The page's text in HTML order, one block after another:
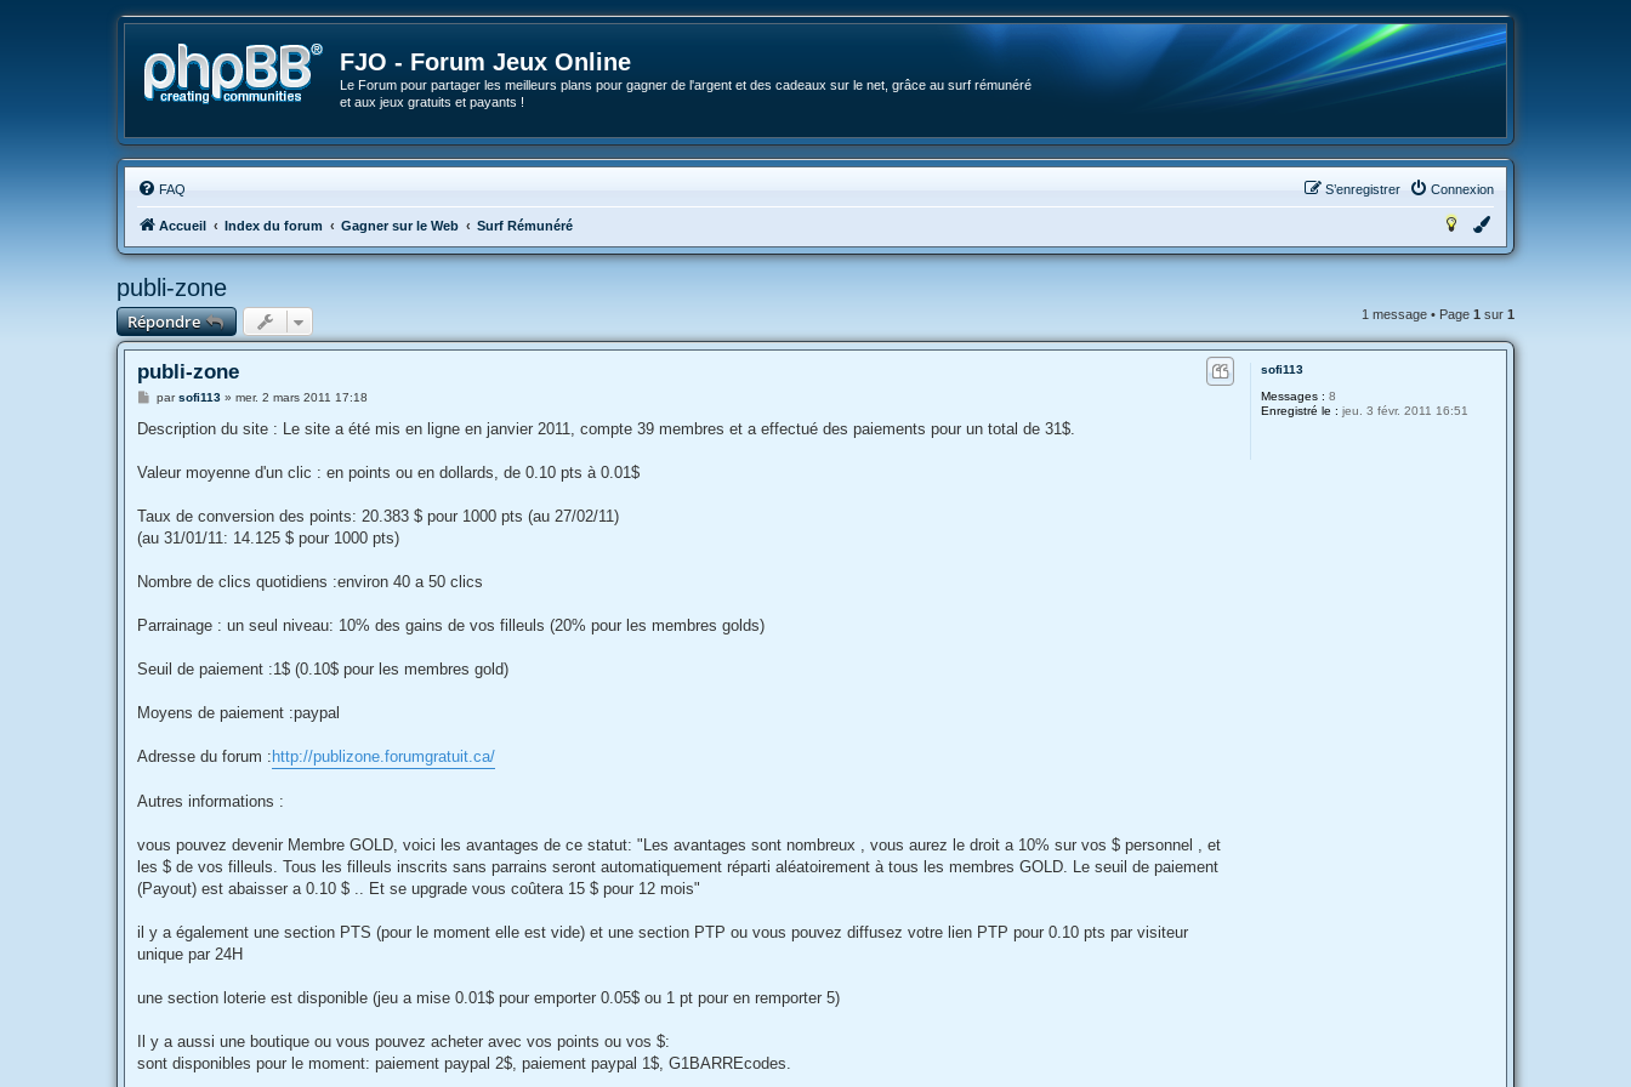
FJO - Forum Jeux Online
Le Forum pour partager les meilleurs plans pour gagner de l'argent et des cadeaux sur le net, grâce au surf rémunéré
et aux jeux gratuits et payants !
FAQ Connexion
S’enregistrer
Accueil Index du forum Gagner sur le Web Surf Rémunéré
publi-zone
Répondre 1 message • Page 1 sur 1
sofi113
Messages : 8
Enregistré le : jeu. 3 févr. 2011 16:51
publi-zone
M
s
g
parsofi113» mer. 2 mars 2011 17:18
Description du site : Le site a été mis en ligne en janvier 2011, compte 39 membres et a effectué des paiements pour un total de 31$.
Valeur moyenne d'un clic : en points ou en dollards, de 0.10 pts à 0.01$
Taux de conversion des points: 20.383 $ pour 1000 pts (au 27/02/11)
(au 31/01/11: 14.125 $ pour 1000 pts)
Nombre de clics quotidiens :environ 40 a 50 clics
Parrainage : un seul niveau: 10% des gains de vos filleuls (20% pour les membres golds)
Seuil de paiement :1$ (0.10$ pour les membres gold)
Moyens de paiement :paypal
Adresse du forum :http://publizone.forumgratuit.ca/
Autres informations :
vous pouvez devenir Membre GOLD, voici les avantages de ce statut: "Les avantages sont nombreux , vous aurez le droit a 10% sur vos $ personnel , et
les $ de vos filleuls. Tous les filleuls inscrits sans parrains seront automatiquement réparti aléatoirement à tous les membres GOLD. Le seuil de paiement
(Payout) est abaisser a 0.10 $ .. Et se upgrade vous coûtera 15 $ pour 12 mois"
il y a également une section PTS (pour le moment elle est vide) et une section PTP ou vous pouvez diffusez votre lien PTP pour 0.10 pts par visiteur
unique par 24H
une section loterie est disponible (jeu a mise 0.01$ pour emporter 0.05$ ou 1 pt pour en remporter 5)
Il y a aussi une boutique ou vous pouvez acheter avec vos points ou vos $:
sont disponibles pour le moment: paiement paypal 2$, paiement paypal 1$, G1BARREcodes.